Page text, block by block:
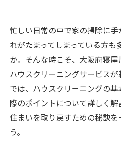
忙しい日常の中で家の掃除に
れがたまってしまっている方も
か。そんな時こそ、大阪府寝
ハウスクリーニングサービス
では、ハウスクリーニングの
際のポイントについて詳しく
住まいを取り戻すための秘訣
う。